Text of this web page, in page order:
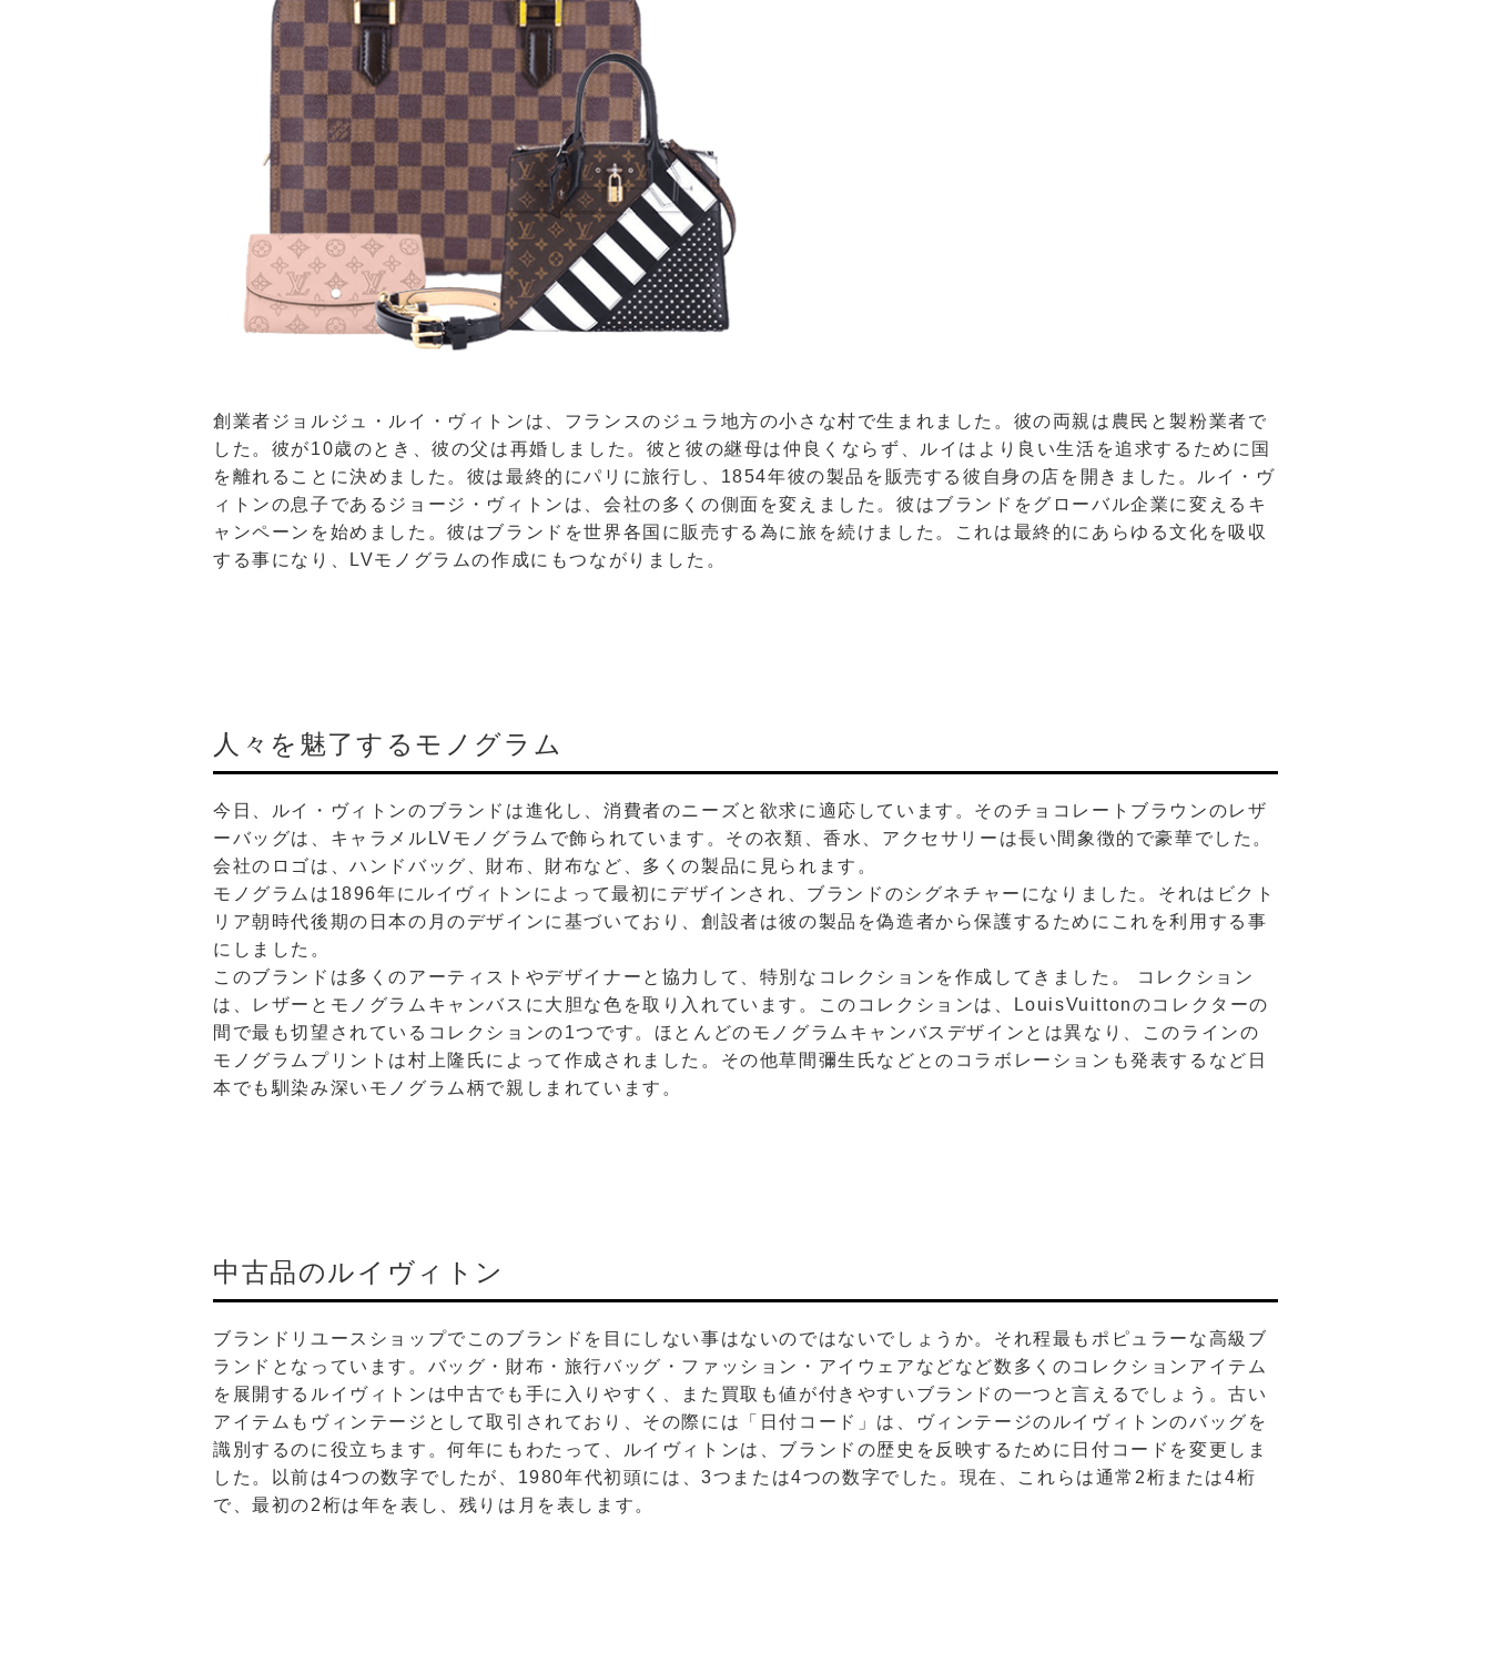
創業者ジョルジュ・ルイ・ヴィトンは、フランスのジュラ地方の小さな村で生まれました。彼の両親は農民と製粉業者で
した。彼が10歳のとき、彼の父は再婚しました。彼と彼の継母は仲良くならず、ルイはより良い生活を追求するために国
を離れることに決めました。彼は最終的にパリに旅行し、1854年彼の製品を販売する彼自身の店を開きました。ルイ・ヴ
ィトンの息子であるジョージ・ヴィトンは、会社の多くの側面を変えました。彼はブランドをグローバル企業に変えるキ
ャンペーンを始めました。彼はブランドを世界各国に販売する為に旅を続けました。これは最終的にあらゆる文化を吸収
する事になり、LVモノグラムの作成にもつながりました。
人々を魅了するモノグラム
今日、ルイ・ヴィトンのブランドは進化し、消費者のニーズと欲求に適応しています。そのチョコレートブラウンのレザ
ーバッグは、キャラメルLVモノグラムで飾られています。その衣類、香水、アクセサリーは長い間象徴的で豪華でした。
会社のロゴは、ハンドバッグ、財布、財布など、多くの製品に見られます。
モノグラムは1896年にルイヴィトンによって最初にデザインされ、ブランドのシグネチャーになりました。それはビクト
リア朝時代後期の日本の月のデザインに基づいており、創設者は彼の製品を偽造者から保護するためにこれを利用する事
にしました。
このブランドは多くのアーティストやデザイナーと協力して、特別なコレクションを作成してきました。 コレクション
は、レザーとモノグラムキャンバスに大胆な色を取り入れています。このコレクションは、LouisVuittonのコレクターの
間で最も切望されているコレクションの1つです。ほとんどのモノグラムキャンバスデザインとは異なり、このラインの
モノグラムプリントは村上隆氏によって作成されました。その他草間彌生氏などとのコラボレーションも発表するなど日
本でも馴染み深いモノグラム柄で親しまれています。
中古品のルイヴィトン
ブランドリユースショップでこのブランドを目にしない事はないのではないでしょうか。それ程最もポピュラーな高級ブ
ランドとなっています。バッグ・財布・旅行バッグ・ファッション・アイウェアなどなど数多くのコレクションアイテム
を展開するルイヴィトンは中古でも手に入りやすく、また買取も値が付きやすいブランドの一つと言えるでしょう。古い
アイテムもヴィンテージとして取引されており、その際には「日付コード」は、ヴィンテージのルイヴィトンのバッグを
識別するのに役立ちます。何年にもわたって、ルイヴィトンは、ブランドの歴史を反映するために日付コードを変更しま
した。以前は4つの数字でしたが、1980年代初頭には、3つまたは4つの数字でした。現在、これらは通常2桁または4桁
で、最初の2桁は年を表し、残りは月を表します。